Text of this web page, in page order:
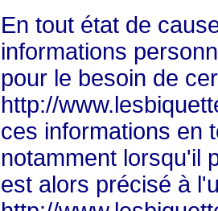
En tout état de
informations
pour le besoin de
http://
ces informations en
notamment lorsqu'il
est alors précisé à